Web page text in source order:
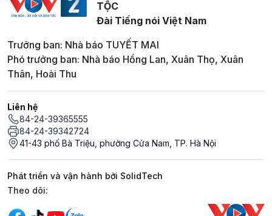
TỘC
Đài Tiếng nói Việt Nam
Trưởng ban: Nhà báo TUYẾT MAI
Phó trưởng ban: Nhà báo Hồng Lan, Xuân Thọ, Xuân
Thân, Hoài Thu
Liên hệ
84-24-39365555
84-24-39342724
41-43 phố Bà Triệu, phường Cửa Nam, TP. Hà Nội
Phát triển và vận hành bởi SolidTech
Mạng xã hội
Theo dõi: